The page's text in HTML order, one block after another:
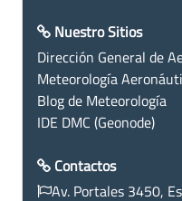
Nuestro Sitios
Dirección General de
Meteorología
Blog de Meteorología
IDE DMC (Geonode)
Contactos
Av. Portales 3450,